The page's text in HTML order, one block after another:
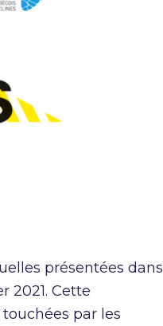
présentées dans
2021. Cette
par les